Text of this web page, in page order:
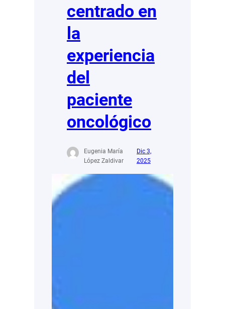
centrado en
la
experiencia
del
paciente
oncológico
Eugenia María
López Zaldivar
Dic 3,
2025